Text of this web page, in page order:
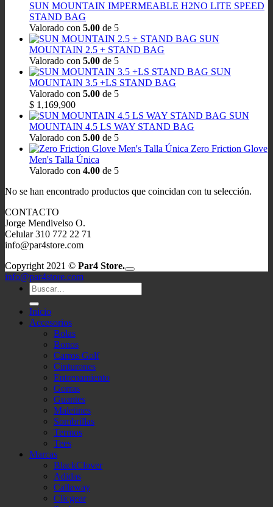
SUN MOUNTAIN IMPERMEABLE H2NO LITE SPEED
STAND BAG
Valorado con 5.00 de 5
SUN
MOUNTAIN 2.5 + STAND BAG
Valorado con 5.00 de 5
SUN
MOUNTAIN 3.5 +LS STAND BAG
Valorado con 5.00 de 5
$ 1,169,900
SUN
MOUNTAIN 4.5 LS WAY STAND BAG
Valorado con 5.00 de 5
Zero Friction Glove
Men's Talla Única
Valorado con 4.00 de 5
No se han encontrado productos que coincidan con tu selección.
CONTACTO
Jorge Mendivelso O.
Celular 310 772 22 71
info@par4store.com
Copyright 2021 © Par4 Store.
info@par4store.com
Buscar
por:
Inicio
Accesorios
Bolas
Bonos
Carros Golf
Cinturones
Entrenamiento
Gorras
Guantes
Maletines
Sombrillas
Termos
Tees
Marcas
BlackClover
Adidas
Callaway
Clicgear